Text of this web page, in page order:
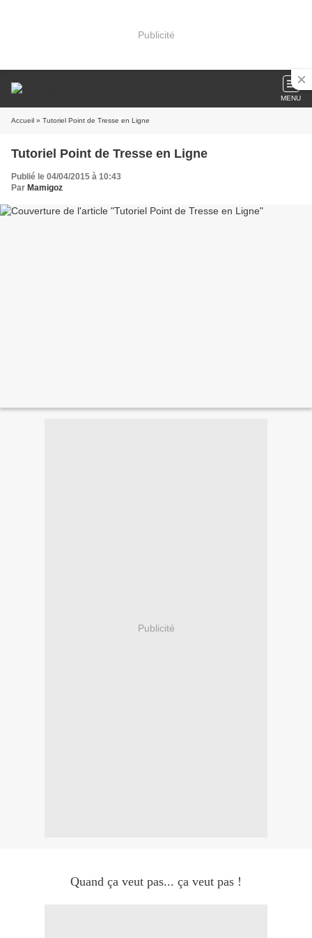
Publicité
MENU
Accueil » Tutoriel Point de Tresse en Ligne
Tutoriel Point de Tresse en Ligne
Publié le 04/04/2015 à 10:43
Par Mamigoz
Publicité
Quand ça veut pas... ça veut pas !